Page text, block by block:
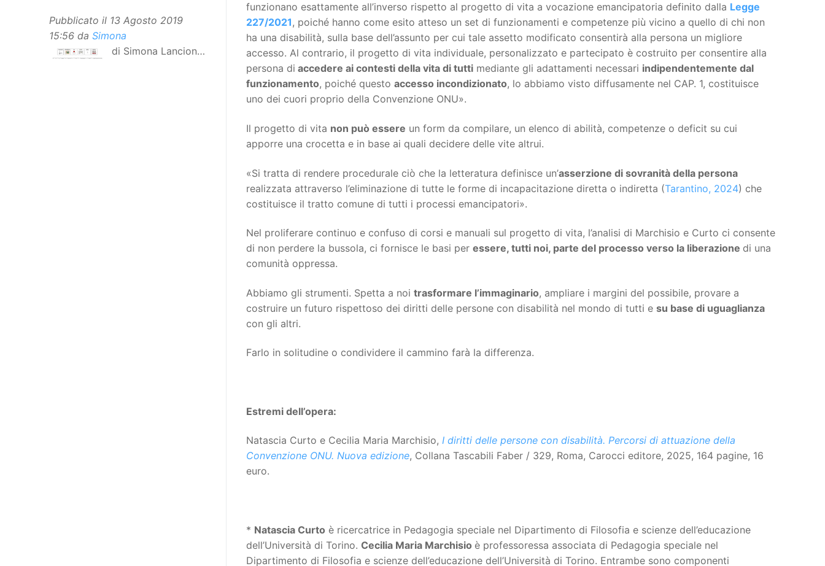
funzionano esattamente all’inverso rispetto al progetto di vita a vocazione emancipatoria definito dalla Legge
227/2021, poiché hanno come esito atteso un set di funzionamenti e competenze più vicino a quello di chi non
ha una disabilità, sulla base dell’assunto per cui tale assetto modificato consentirà alla persona un migliore
accesso. Al contrario, il progetto di vita individuale, personalizzato e partecipato è costruito per consentire alla
persona di accedere ai contesti della vita di tutti mediante gli adattamenti necessari indipendentemente dal
funzionamento, poiché questo accesso incondizionato, lo abbiamo visto diffusamente nel CAP. 1, costituisce
uno dei cuori proprio della Convenzione ONU».
Il progetto di vita non può essere un form da compilare, un elenco di abilità, competenze o deficit su cui
apporre una crocetta e in base ai quali decidere delle vite altrui.
«Si tratta di rendere procedurale ciò che la letteratura definisce un’asserzione di sovranità della persona
realizzata attraverso l’eliminazione di tutte le forme di incapacitazione diretta o indiretta (Tarantino, 2024) che
costituisce il tratto comune di tutti i processi emancipatori».
Nel proliferare continuo e confuso di corsi e manuali sul progetto di vita, l’analisi di Marchisio e Curto ci consente
di non perdere la bussola, ci fornisce le basi per essere, tutti noi, parte del processo verso la liberazione di una
comunità oppressa.
Abbiamo gli strumenti. Spetta a noi trasformare l’immaginario, ampliare i margini del possibile, provare a
costruire un futuro rispettoso dei diritti delle persone con disabilità nel mondo di tutti e su base di uguaglianza
con gli altri.
Farlo in solitudine o condividere il cammino farà la differenza.
Estremi dell’opera:
Natascia Curto e Cecilia Maria Marchisio, I diritti delle persone con disabilità. Percorsi di attuazione della
Convenzione ONU. Nuova edizione, Collana Tascabili Faber / 329, Roma, Carocci editore, 2025, 164 pagine, 16
euro.
* Natascia Curto è ricercatrice in Pedagogia speciale nel Dipartimento di Filosofia e scienze dell’educazione
dell’Università di Torino. Cecilia Maria Marchisio è professoressa associata di Pedagogia speciale nel
Dipartimento di Filosofia e scienze dell’educazione dell’Università di Torino. Entrambe sono componenti
Pubblicato il 13 Agosto 2019
15:56 da Simona
di Simona Lancioni,